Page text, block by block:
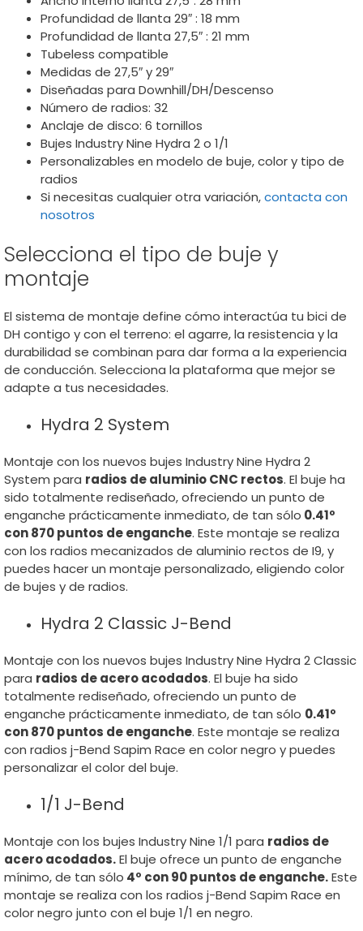
Profundidad de llanta 29″ : 18 mm
Profundidad de llanta 27,5″ : 21 mm
Tubeless compatible
Medidas de 27,5″ y 29″
Diseñadas para Downhill/DH/Descenso
Número de radios: 32
Anclaje de disco: 6 tornillos
Bujes Industry Nine Hydra 2 o 1/1
Personalizables en modelo de buje, color y tipo de
radios
Si necesitas cualquier otra variación,contacta con
nosotros
Selecciona el tipo de buje y
montaje
El sistema de montaje define cómo interactúa tu bici de
DH contigo y con el terreno: el agarre, la resistencia y la
durabilidad se combinan para dar forma a la experiencia
de conducción. Selecciona la plataforma que mejor se
adapte a tus necesidades.
Hydra 2 System
Montaje con los nuevos bujes Industry Nine Hydra 2
System para radios de aluminio CNC rectos. El buje ha
sido totalmente rediseñado, ofreciendo un punto de
enganche prácticamente inmediato, de tan sólo 0.41º
con 870 puntos de enganche. Este montaje se realiza
con los radios mecanizados de aluminio rectos de I9, y
puedes hacer un montaje personalizado, eligiendo color
de bujes y de radios.
Hydra 2 Classic J-Bend
Montaje con los nuevos bujes Industry Nine Hydra 2 Classic
para radios de acero acodados. El buje ha sido
totalmente rediseñado, ofreciendo un punto de
enganche prácticamente inmediato, de tan sólo 0.41º
con 870 puntos de enganche. Este montaje se realiza
con radios j-Bend Sapim Race en color negro y puedes
personalizar el color del buje.
1/1 J-Bend
Montaje con los bujes Industry Nine 1/1 para radios de
acero acodados.El buje ofrece un punto de enganche
mínimo, de tan sólo 4º con 90 puntos de enganche.Este
montaje se realiza con los radios j-Bend Sapim Race en
color negro junto con el buje 1/1 en negro.